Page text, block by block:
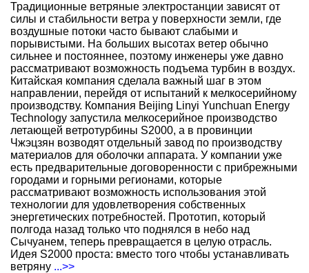
Традиционные ветряные электростанции зависят от
силы и стабильности ветра у поверхности земли, где
воздушные потоки часто бывают слабыми и
порывистыми. На больших высотах ветер обычно
сильнее и постояннее, поэтому инженеры уже давно
рассматривают возможность подъема турбин в воздух.
Китайская компания сделала важный шаг в этом
направлении, перейдя от испытаний к мелкосерийному
производству. Компания Beijing Linyi Yunchuan Energy
Technology запустила мелкосерийное производство
летающей ветротурбины S2000, а в провинции
Чжэцзян возводят отдельный завод по производству
материалов для оболочки аппарата. У компании уже
есть предварительные договоренности с прибрежными
городами и горными регионами, которые
рассматривают возможность использования этой
технологии для удовлетворения собственных
энергетических потребностей. Прототип, который
полгода назад только что поднялся в небо над
Сычуанем, теперь превращается в целую отрасль.
Идея S2000 проста: вместо того чтобы устанавливать
ветряну ...>>